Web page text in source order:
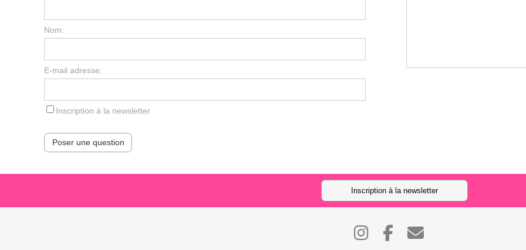
Nom:
E-mail adresse:
Inscription à la newsletter
Poser une question
Inscription à la newsletter